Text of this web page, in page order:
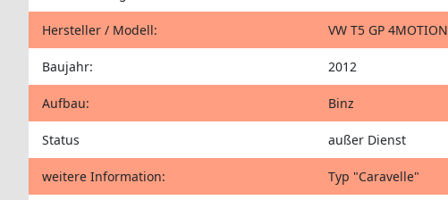
Hersteller / Modell: VW T5 GP 4MOTION
Baujahr: 2012
Aufbau: Binz
Status außer Dienst
weitere Information: Typ "Caravelle"